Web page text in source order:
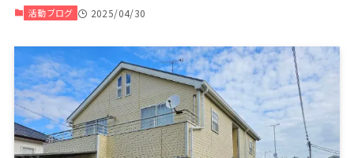
活動ブログ 2025/04/30